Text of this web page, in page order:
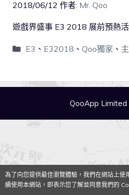
2018/06/12 作者: Mr. Qoo
遊戲界盛事 E3 2018 展前預熱
E3 、 E32018 、 Qoo獨家 、
QooApp
為了向您提供最佳瀏覽體驗，我們在網站上
續使用本網站，即表示您了解並同意我們的